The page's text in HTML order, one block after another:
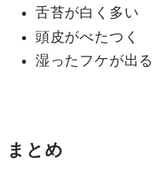
舌苔が白く多い
頭皮がべたつく
湿ったフケが出る
まとめ